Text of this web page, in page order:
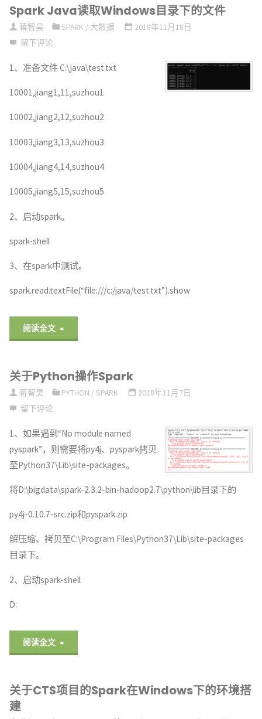
submit
Spark Java读取Windows目录下的文件
蒋智昊 SPARK / 大数据
2018年11月18日
留下评论
1、准备文件 C:\java\test.txt
10001,jiang1,11,suzhou1
10002,jiang2,12,suzhou2
10003,jiang3,13,suzhou3
10004,jiang4,14,suzhou4
10005,jiang5,15,suzhou5
2、启动spark。
spark-shell
3、在spark中测试。
spark.read.textFile(“file:///c:/java/test.txt”).show
阅读全文
读
目
件"
关于Python操作Spark
蒋智昊 PYTHON / SPARK
2018年11月7日
留下评论
1、如果遇到“No module named
pyspark”，则需要将py4j、pyspark拷贝
至Python37\Lib\site-packages。
将D:\bigdata\spark-2.3.2-bin-hadoop2.7\python\lib目录下的
py4j-0.10.7-src.zip和pyspark.zip
解压缩、拷贝至C:\Program Files\Python37\Lib\site-packages
目录下。
2、启动spark-shell
D:
阅读全文
Python
关于CTS项目的Spark在Windows下的环境搭
建